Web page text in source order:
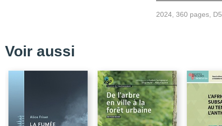
Partie 1 / Mémoires de
Chapitre 1 / Une
Chapitre 2 / 50 ans
Chapitre 3 / La
2024, 360 pages,
Voir aussi